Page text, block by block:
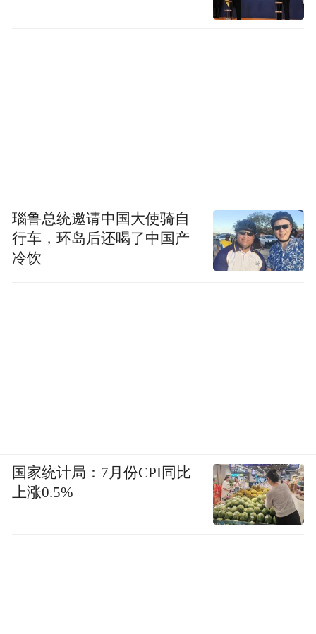
瑙鲁总统邀请中国大使骑自
行车，环岛后还喝了中国产
冷饮
国家统计局：7月份CPI同比
上涨0.5%